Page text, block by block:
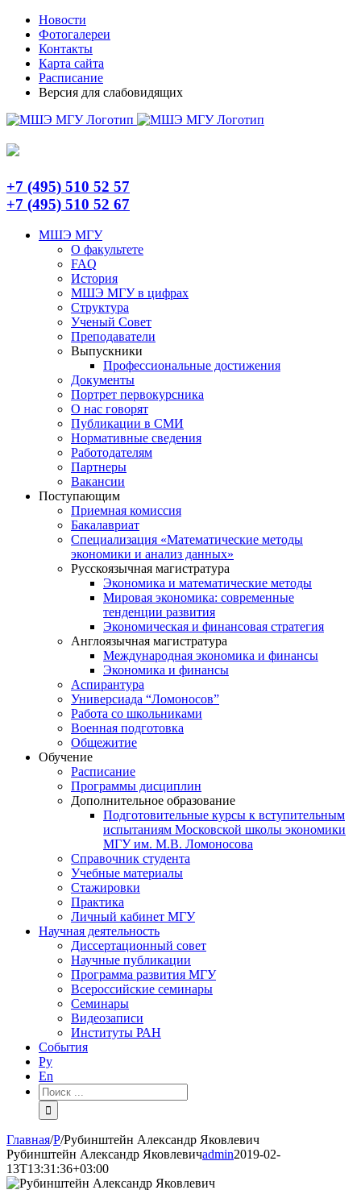
Skip
content
TelegramНовости
Фотогалереи
Контакты
Карта сайта
Расписание
Версия для слабовидящих
+7 (495) 510 52 57
+7 (495) 510 52 67
МШЭ МГУ
О факультете
FAQ
История
МШЭ МГУ в цифрах
Структура
Ученый Совет
Преподаватели
Выпускники
Профессиональные достижения
Документы
Портрет первокурсника
О нас говорят
Публикации в СМИ
Нормативные сведения
Работодателям
Партнеры
Вакансии
Поступающим
Приемная комиссия
Бакалавриат
Специализация «Математические методы
экономики и анализ данных»
Русскоязычная магистратура
Экономика и математические методы
Мировая экономика: современные
тенденции развития
Экономическая и финансовая стратегия
Англоязычная магистратура
Международная экономика и финансы
Экономика и финансы
Аспирантура
Универсиада “Ломоносов”
Работа со школьниками
Военная подготовка
Общежитие
Обучение
Расписание
Программы дисциплин
Дополнительное образование
Подготовительные курсы к вступительным
испытаниям Московской школы экономики
МГУ им. М.В. Ломоносова
Справочник студента
Учебные материалы
Стажировки
Практика
Личный кабинет МГУ
Научная деятельность
Диссертационный совет
Научные публикации
Программа развития МГУ
Всероссийские семинары
Семинары
Видеозаписи
Институты РАН
События
Ру
En
Результат
поиска:
Главная/Р/Рубинштейн Александр Яковлевич
Рубинштейн Александр Яковлевичadmin2019-02-
13T13:31:36+03:00